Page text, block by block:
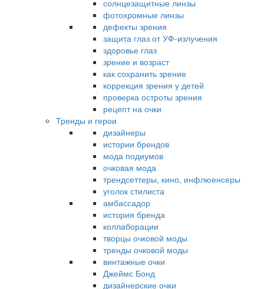
солнцезащитные линзы
фотохромные линзы
дефекты зрения
защита глаз от УФ-излучения
здоровье глаз
зрение и возраст
как сохранить зрение
коррекция зрения у детей
проверка остроты зрения
рецепт на очки
Тренды и герои
дизайнеры
истории брендов
мода подиумов
очковая мода
трендсеттеры, кино, инфлюенсеры
уголок стилиста
амбассадор
история бренда
коллаборации
творцы очковой моды
тренды очковой моды
винтажные очки
Джеймс Бонд
дизайнерские очки